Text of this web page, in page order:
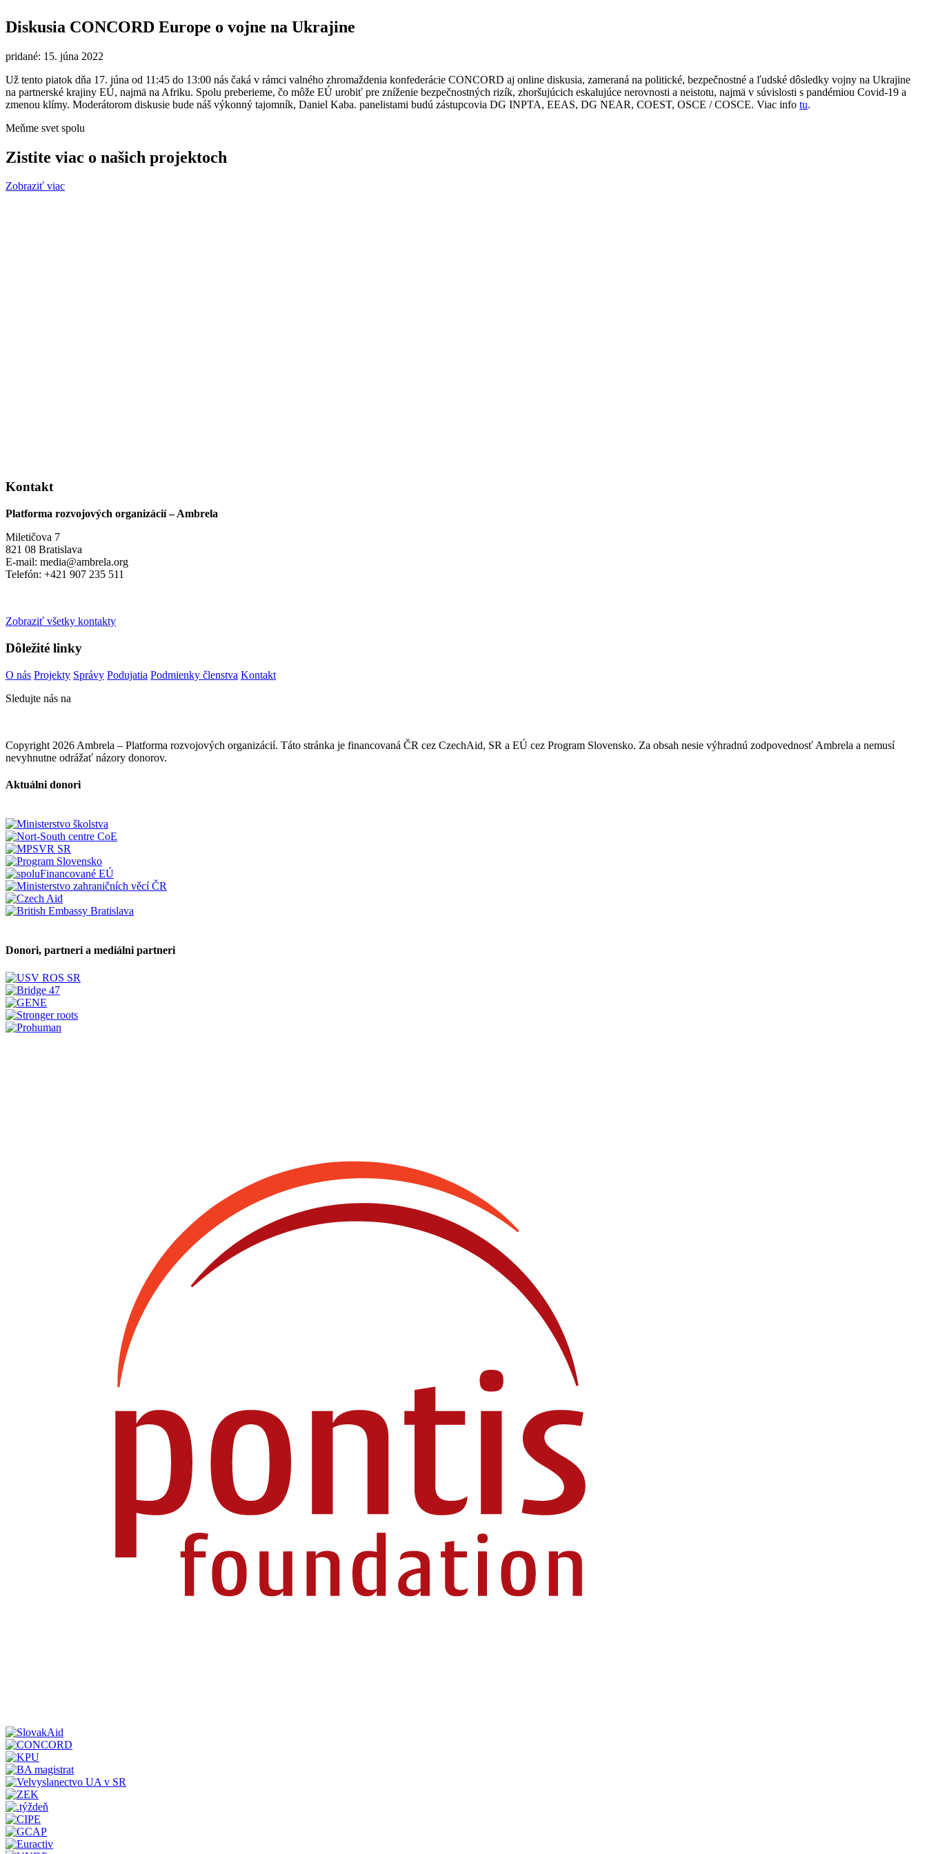
Diskusia CONCORD Europe o vojne na Ukrajine
pridané: 15. júna 2022
Už tento piatok dňa 17. júna od 11:45 do 13:00 nás čaká v rámci valného zhromaždenia konfederácie CONCORD aj online diskusia, zameraná na politické, bezpečnostné a ľudské dôsledky vojny na Ukrajine
na partnerské krajiny EÚ, najmä na Afriku. Spolu preberieme, čo môže EÚ urobiť pre zníženie bezpečnostných rizík, zhoršujúcich eskalujúce nerovnosti a neistotu, najmä v súvislosti s pandémiou Covid-19 a
zmenou klímy. Moderátorom diskusie bude náš výkonný tajomník, Daniel Kaba. panelistami budú zástupcovia DG INPTA, EEAS, DG NEAR, COEST, OSCE / COSCE. Viac info tu.
Meňme svet spolu
Zistite viac o našich projektoch
Zobraziť viac
Kontakt
Platforma rozvojových organizácií – Ambrela
Miletičova 7
821 08 Bratislava
E-mail: media@ambrela.org
Telefón: +421 907 235 511
Zobraziť všetky kontakty
Dôležité linky
O nás Projekty Správy Podujatia Podmienky členstva Kontakt
Sledujte nás na
Copyright 2026 Ambrela – Platforma rozvojových organizácií. Táto stránka je financovaná ČR cez CzechAid, SR a EÚ cez Program Slovensko. Za obsah nesie výhradnú zodpovednosť Ambrela a nemusí
nevyhnutne odrážať názory donorov.
Aktuálni donori
Donori, partneri a mediálni partneri